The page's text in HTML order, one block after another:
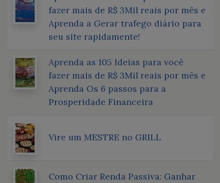
fazer mais de R$ 3Mil reais por mês e
Aprenda a Gerar trafego diário para
seu site rapidamente!
Aprenda as 105 Ideias para você
fazer mais de R$ 3Mil reais por mês e
Aprenda Os 6 passos para a
Prosperidade Financeira
Vire um MESTRE no GRILL
Como Criar Renda Passiva: Ganhar